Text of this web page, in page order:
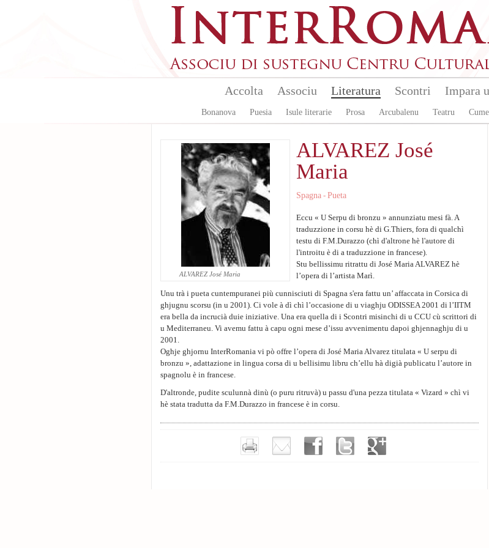
Accolta Associu Literatura
Bonanova Puesia Isule literarie Prosa Arcubalenu Teatru
Scontri Impara
ALVAREZ José Maria
ALVAREZ José
Maria
Spagna - Pueta
Eccu « U Serpu di bronzu » annunziatu mesi fà. A
traduzzione in corsu hè di G.Thiers, fora di qualchì
testu di F.M.Durazzo (chì d'altrone hè l'autore di
l'introitu è di a traduzzione in francese).
Stu bellissimu ritrattu di José Maria ALVAREZ hè
l’opera di l’artista Marì.
Unu trà i pueta cuntempuranei più cunnisciuti di Spagna s'era fattu un’ affaccata in Corsica di
ghjugnu scorsu (in u 2001). Ci vole à dì chì l’occasione di u viaghju ODISSEA 2001 di l’IITM
era bella da incrucià duie iniziative. Una era quella di i Scontri misinchi di u CCU cù scrittori di
u Mediterraneu. Vi avemu fattu à capu ogni mese d’issu avvenimentu dapoi ghjennaghju di u
2001.
Oghje ghjornu InterRomania vi pò offre l’opera di José Maria Alvarez titulata « U serpu di
bronzu », adattazione in lingua corsa di u bellisimu libru ch’ellu hà digià publicatu l’autore in
spagnolu è in francese.
D'altronde, pudite sculunnà dinù (o puru ritruvà) u passu d'una pezza titulata « Vizard » chì vi
hè stata tradutta da F.M.Durazzo in francese è in corsu.